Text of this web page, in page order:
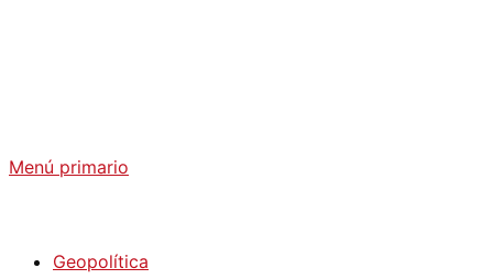
Menú primario
Geopolítica